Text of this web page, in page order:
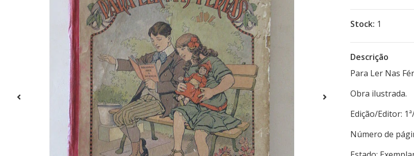
Stock: 1
Descrição
Para Ler Nas
Obra ilustrada.
Edição/
Número de